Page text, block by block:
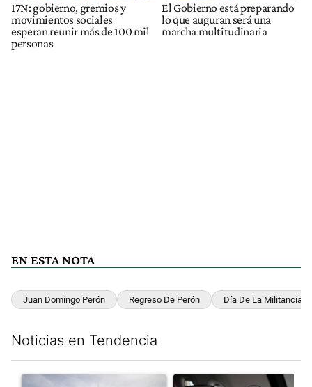
17N: gobierno, gremios y
movimientos sociales
esperan reunir más de 100 mil
personas
El Gobierno está preparando
lo que auguran será una
marcha multitudinaria
EN ESTA NOTA
Juan Domingo Perón Regreso De Perón Día De La Militancia
Noticias en Tendencia
Un artículo de tendencia con el título "Dónde serán los cortes
Un artículo de tendencia